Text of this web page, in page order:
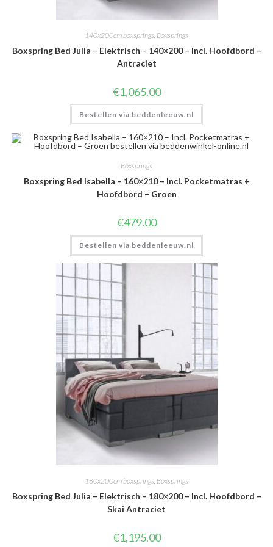
140x200cm boxsprings, Boxsprings
Boxspring Bed Julia – Elektrisch – 140×200 – Incl. Hoofdbord –
Antraciet
€1,065.00
Bestellen via beddenleeuw.nl
Boxsprings
Boxspring Bed Isabella – 160×210 – Incl. Pocketmatras +
Hoofdbord – Groen
€479.00
Bestellen via beddenleeuw.nl
180x200cm boxsprings, Boxsprings
Boxspring Bed Julia – Elektrisch – 180×200 – Incl. Hoofdbord –
Skai Antraciet
€1,195.00